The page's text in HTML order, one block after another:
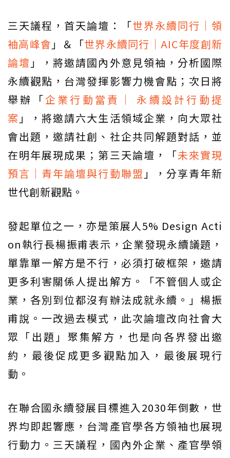
三天議程，首天論壇：「世界永續同行｜領
袖高峰會 」＆「世界永續同行｜AIC年度創新
論壇 」，將邀請國內外意見領袖，分析國際
永續觀點，台灣發揮影響力機會點；次日將
舉辦「企業行動當責｜ 永續設計行動提
案 」，將邀請六大生活領域企業，向大眾社
會出題，邀請社創、社企共同解題對話，並
在明年展現成果；第三天論壇，「未來實現
預言｜青年論壇與行動聯盟 」，分享青年新
世代創新觀點。
發起單位之一，亦是策展人5% Design Acti
on執行長楊振甫表示，企業發現永續議題，
單靠單一解方是不行，必須打破框架，邀請
更多利害關係人提出解方。「不管個人或企
業，各別到位都沒有辦法成就永續。」楊振
甫說。一改過去模式，此次論壇改向社會大
眾「出題」聚集解方，也是向各界發出邀
約，最後促成更多觀點加入，最後展現行
動。
在聯合國永續發展目標進入2030年倒數，世
界均即起響應，台灣產官學各方領袖也展現
行動力。三天議程，國內外企業、產官學領